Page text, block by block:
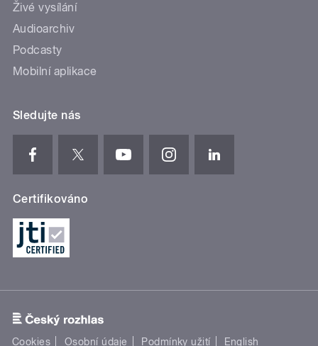
Živé vysílání
Audioarchiv
Podcasty
Mobilní aplikace
Sledujte nás
Certifikováno
Cookies Osobní údaje Podmínky užití English